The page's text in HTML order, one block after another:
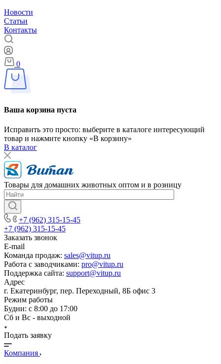
Новости
Статьи
Контакты
0
Ваша корзина пуста
Исправить это просто: выберите в каталоге интересующий
товар и нажмите кнопку «В корзину»
В каталог
Товары для домашних животных оптом и в розницу
+7 (962) 315-15-45
+7 (962) 315-15-45
Заказать звонок
E-mail
Команда продаж: sales@vitup.ru
Работа с заводчиками: pro@vitup.ru
Поддержка сайта: support@vitup.ru
Адрес
г. Екатеринбург, пер. Переходный, 8Б офис 3
Режим работы
Будни: с 8:00 до 17:00
Сб и Вс - выходной
Подать заявку
Компания